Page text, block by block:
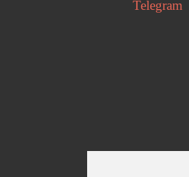
Telegram